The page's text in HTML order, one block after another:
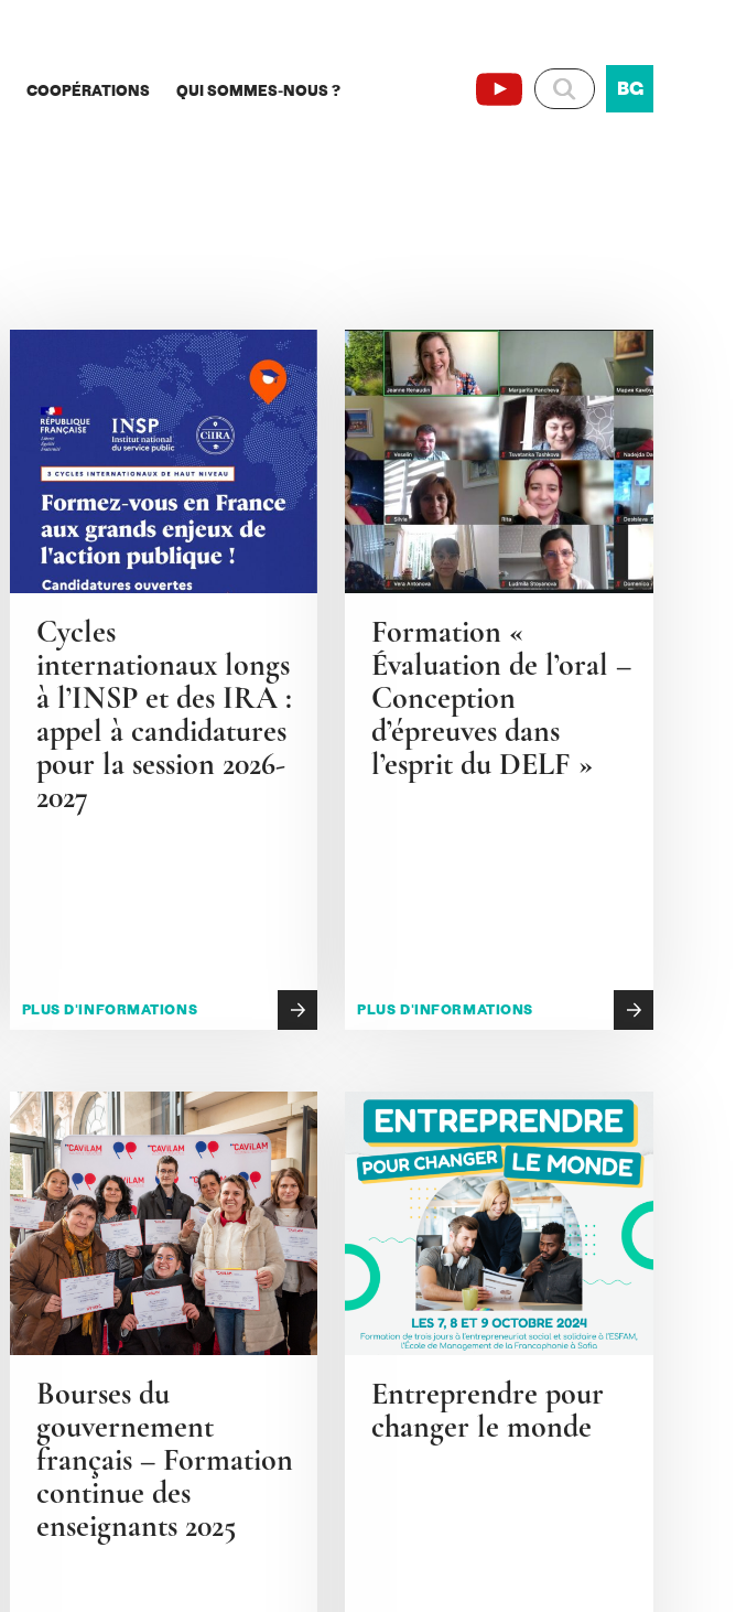
COOPÉRATIONS QUI SOMMES-NOUS ? BG
Cycles
internationaux longs
à l’INSP et des IRA :
appel à candidatures
pour la session 2026-
2027
PLUS D'INFORMATIONS
Formation «
Évaluation de l’oral –
Conception
d’épreuves dans
l’esprit du DELF »
PLUS D'INFORMATIONS
Bourses du
gouvernement
français – Formation
continue des
enseignants 2025
Entreprendre pour
changer le monde